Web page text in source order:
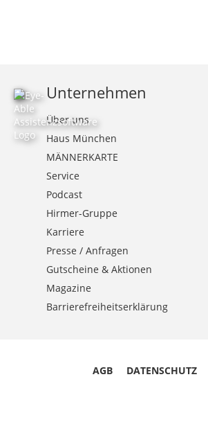
Unternehmen
Über uns
Haus München
MÄNNERKARTE
Service
Podcast
Hirmer-Gruppe
Karriere
Presse / Anfragen
Gutscheine & Aktionen
Magazine
Barrierefreiheitserklärung
AGB DATENSCHUTZ